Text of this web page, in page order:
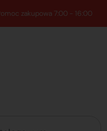
7:00 - 16:00